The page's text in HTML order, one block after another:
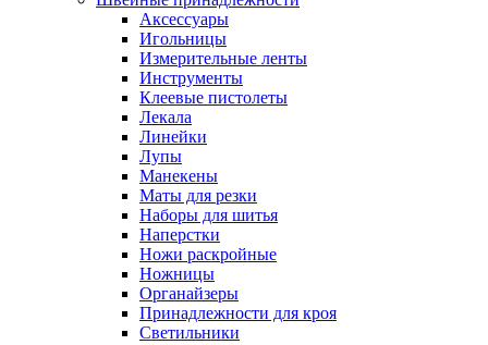
Аксессуары
Игольницы
Измерительные ленты
Инструменты
Клеевые пистолеты
Лекала
Линейки
Лупы
Манекены
Маты для резки
Наборы для шитья
Наперстки
Ножи раскройные
Ножницы
Органайзеры
Принадлежности для кроя
Светильники